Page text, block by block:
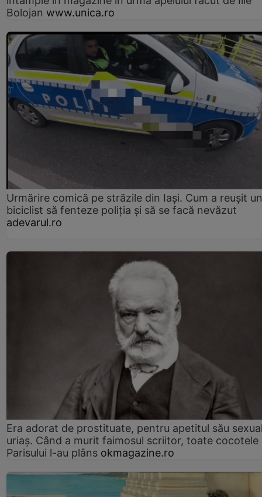
Bolojan www.unica.ro
Urmărire comică pe străzile din Iași. Cum a reușit un
biciclist să fenteze poliția și să se facă nevăzut
adevarul.ro
Era adorat de prostituate, pentru apetitul său
uriaș. Când a murit faimosul scriitor, toate cocotele
Parisului l-au plâns okmagazine.ro